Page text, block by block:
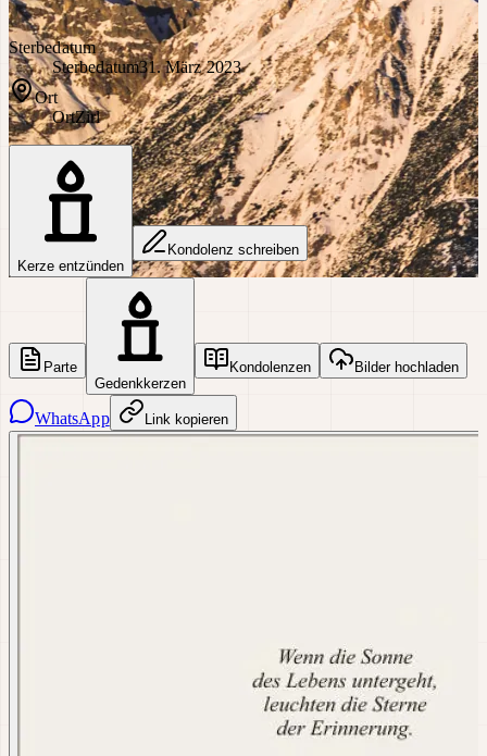
Sterbedatum
Sterbedatum31. März 2023
Ort
OrtZirl
Kerze entzünden
Kondolenz schreiben
Parte
Gedenkkerzen
Kondolenzen Bilder hochladen
WhatsApp Link kopieren